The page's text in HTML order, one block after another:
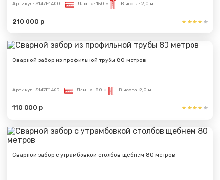
Артикул: S147E1400 Длина: 150 м Высота: 2,0 м
210 000 р
Сварной забор из профильной трубы 80 метров
Артикул: S147E1409 Длина: 80 м Высота: 2,0 м
110 000 р
Сварной забор с утрамбовкой столбов щебнем 80 метров